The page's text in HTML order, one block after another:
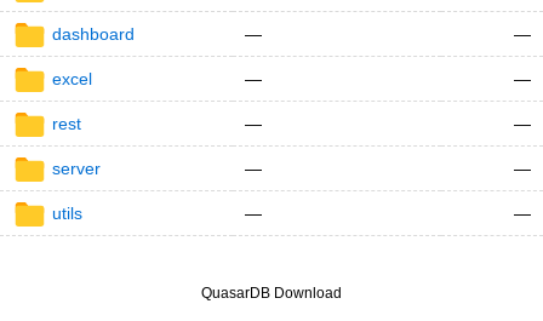
dashboard — —
excel — —
rest — —
server — —
utils — —
QuasarDB Download